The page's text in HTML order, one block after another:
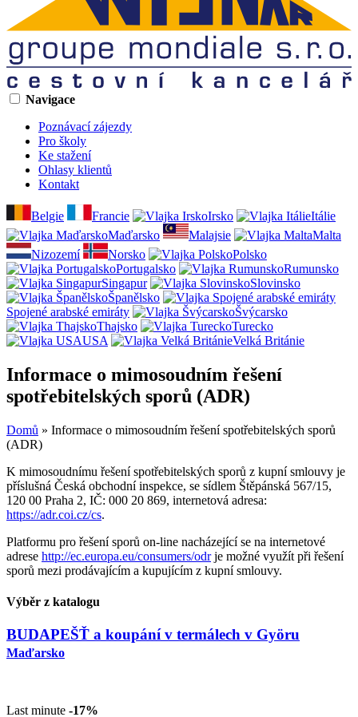
Navigace
Poznávací zájezdy
Pro školy
Ke stažení
Ohlasy klientů
Kontakt
Belgie Francie Irsko
Itálie
Maďarsko
Malajsie
Malta
Nizozemí
Norsko
Polsko
Portugalsko
Rumunsko
Singapur
Slovinsko
Španělsko
Spojené arabské emiráty
Švýcarsko
Thajsko
Turecko
USA
Velká Británie
Informace o mimosoudním řešení
spotřebitelských sporů (ADR)
Domů » Informace o mimosoudním řešení spotřebitelských sporů
(ADR)
K mimosoudnímu řešení spotřebitelských sporů z kupní smlouvy je
příslušná Česká obchodní inspekce, se sídlem Štěpánská 567/15,
120 00 Praha 2, IČ: 000 20 869, internetová adresa:
https://adr.coi.cz/cs.
Platformu pro řešení sporů on-line nacházející se na internetové
adrese http://ec.europa.eu/consumers/odrje možné využít při řešení
sporů mezi prodávajícím a kupujícím z kupní smlouvy.
Výběr z katalogu
BUDAPEŠŤ a koupání v termálech v Györu
Maďarsko
Last minute -17%